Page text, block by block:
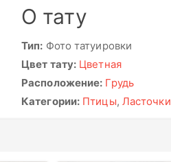
О тату
Тип: Фото татуировки
Цвет тату: Цветная
Расположение: Грудь
Категории: Птицы, Ласточки